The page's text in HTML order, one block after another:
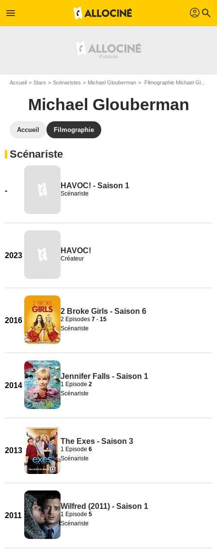
menu profil search
Accueil Stars Scénaristes Michael Glouberman Filmographie Michael Glouberman
Michael Glouberman
Accueil Filmographie
Scénariste
-
HAVOC! - Saison 1
Scénariste
2023
HAVOC!
Créateur
2016
2 Broke Girls - Saison 6
2 Episodes 7 - 15
Scénariste
2014
Jennifer Falls - Saison 1
1 Episode 2
Scénariste
2013
The Exes - Saison 3
1 Episode 6
Scénariste
2011
Wilfred (2011) - Saison 1
1 Episode 5
Scénariste